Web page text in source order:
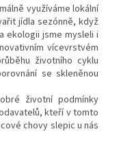
využíváme lokální
jídla sezónně, když
ekologii jsme mysleli i
vícevrstvém
životního cyklu
se skleněnou
životní podmínky
kteří v tomto
chovy slepic u nás